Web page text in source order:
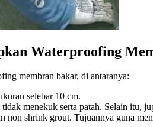
Waterproofing
membran bakar, di antaranya:
selebar 10 cm.
menekuk serta patah. Selain itu,
non shrink grout. Tujuannya guna